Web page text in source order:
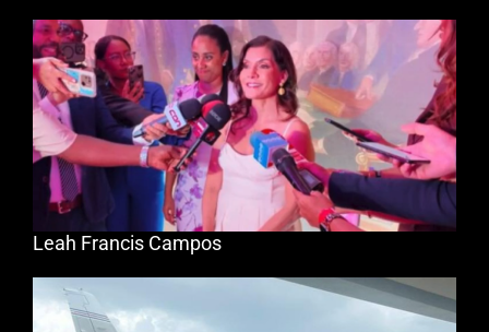
Leah Francis Campos